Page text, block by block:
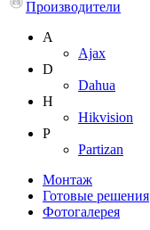
Производители
A
Ajax
D
Dahua
H
Hikvision
P
Partizan
Монтаж
Готовые решения
Фотогалерея